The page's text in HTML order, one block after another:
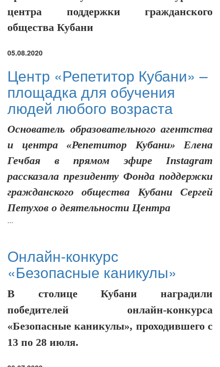
центра поддержки гражданского
общества Кубани
05.08.2020
Центр «Репетитор Кубани» –
площадка для обучения
людей любого возраста
Основатель образовательного агентства
и центра «Репетитор Кубани» Елена
Гечбая в прямом эфире Instagram
рассказала президенту Фонда поддержки
гражданского общества Кубани Сергей
Петухов о деятельности Центра
...
Онлайн-конкурс
«Безопасные каникулы»
В столице Кубани наградили
победителей онлайн-конкурса
«Безопасные каникулы», проходившего с
13 по 28 июля.